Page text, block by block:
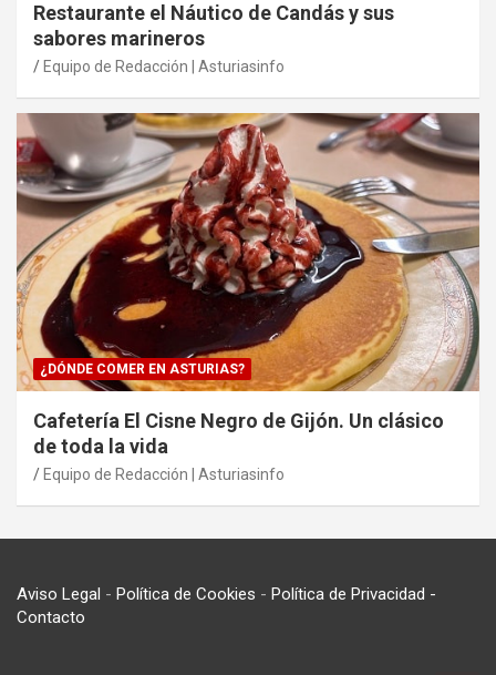
Restaurante el Náutico de Candás y sus
sabores marineros
Equipo de Redacción | Asturiasinfo
¿DÓNDE COMER EN ASTURIAS?
Cafetería El Cisne Negro de Gijón. Un clásico
de toda la vida
Equipo de Redacción | Asturiasinfo
Aviso Legal - Política de Cookies - Política de Privacidad -
Contacto